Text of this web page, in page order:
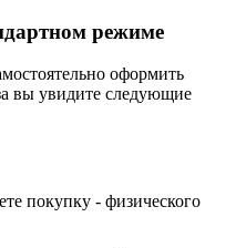
режиме
оформить
вы увидите следующие
покупку - физического